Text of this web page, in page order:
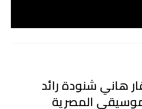
هاني شنودة رائد
المصرية